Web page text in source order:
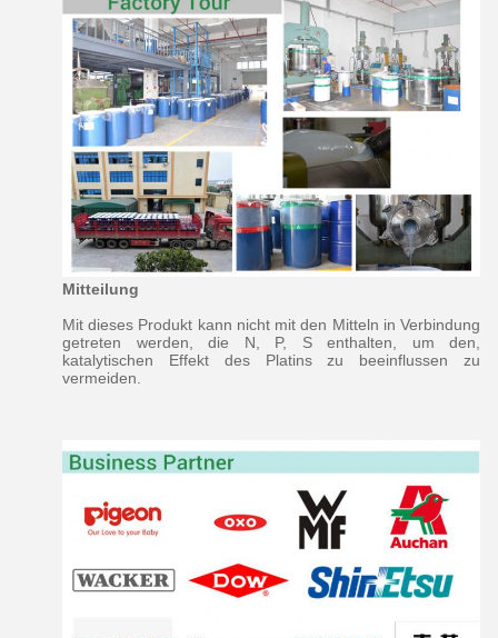
Mitteilung
Mit dieses Produkt kann nicht mit den Mitteln in Verbindung
getreten werden, die N, P, S enthalten, um den,
katalytischen Effekt des Platins zu beeinflussen zu
vermeiden.